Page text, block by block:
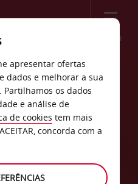
Menu
S. W.
apresentar ofertas
dados e melhorar a sua
os dados
e análise de
de cookies tem mais
concorda com a